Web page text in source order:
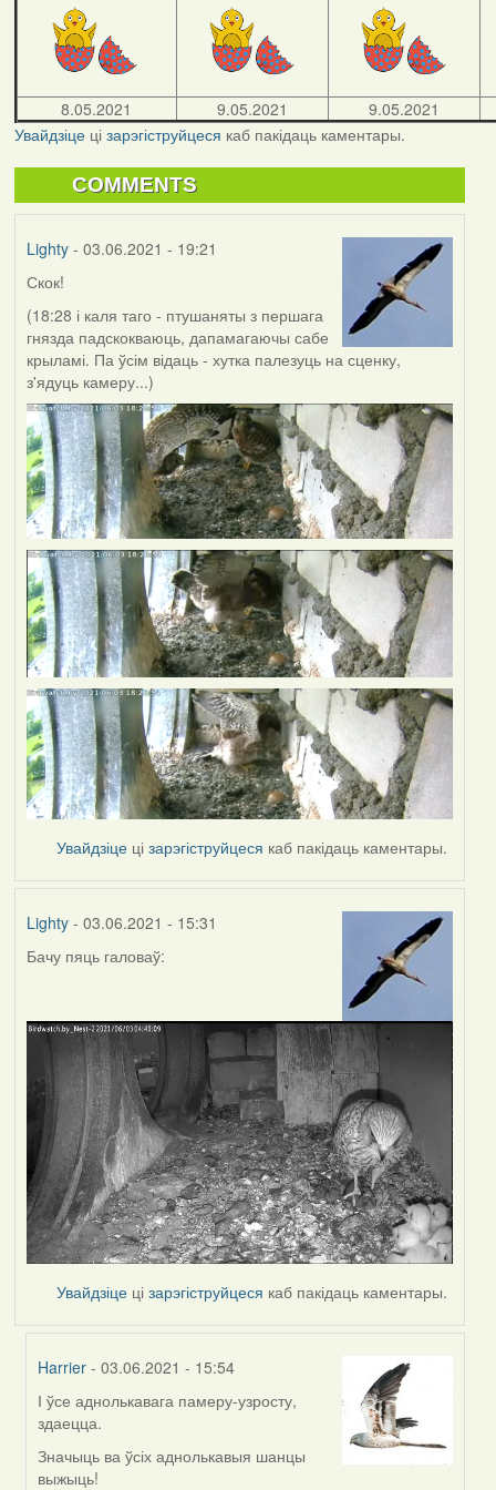
8.05.2021 9.05.2021
9.05.2021
Увайдзіцеці зарэгіструйцеся каб пакідаць каментары.
COMMENTS
Lighty- 03.06.2021 - 19:21
Скок!
(18:28 і каля таго - птушаняты з першага
гнязда падскокваюць, дапамагаючы сабе
крыламі. Па ўсім відаць - хутка палезуць на сценку,
з'ядуць камеру...)
Увайдзіце цізарэгіструйцеся каб пакідаць каментары.
Lighty- 03.06.2021 - 15:31
Бачу пяць галоваў:
Увайдзіце цізарэгіструйцеся каб пакідаць каментары.
Harrier - 03.06.2021 - 15:54
In
reply
to
by
І ўсе аднолькавага памеру-узросту,
здаецца.
Значыць ва ўсіх аднолькавыя шанцы
выжыць!